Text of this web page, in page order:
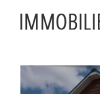
content